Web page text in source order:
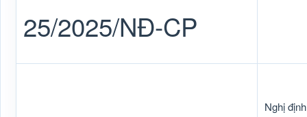
25/2025/NĐ-CP
Nghị